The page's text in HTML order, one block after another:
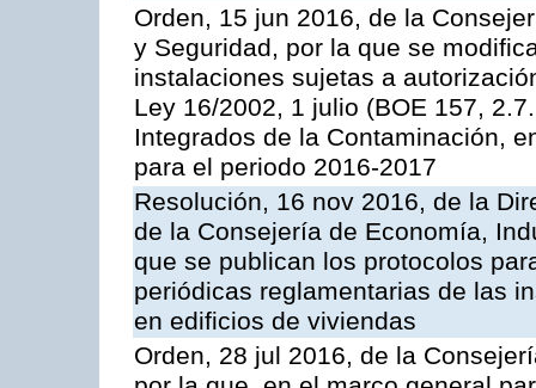
Orden, 15 jun 2016, de la
y Seguridad, por la que se
instalaciones sujetas a
Ley 16/2002, 1 julio (BOE 157,
Integrados de la Contaminación,
para el periodo 2016-2017
Resolución, 16 nov 2016, de la
de la Consejería de Economía,
que se publican los protocolos
periódicas reglamentarias de las
en edificios de viviendas
Orden, 28 jul 2016, de la